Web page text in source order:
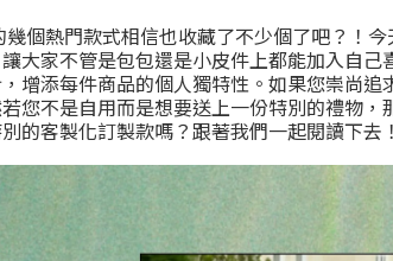
個熱門款式相信也收藏了不少個了吧？！
大家不管是包包還是小皮件上都能加入自己
增添每件商品的個人獨特性。如果您崇尚追
您不是自用而是想要送上一份特別的禮物，
的客製化訂製款嗎？跟著我們一起閱讀下去！